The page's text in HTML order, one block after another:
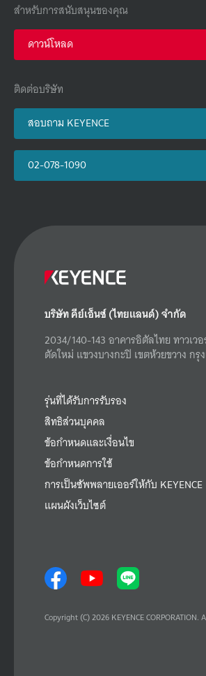
สำหรับการสนับสนุนของคุณ
ดาวน์โหลด
ติดต่อบริษัท
สอบถาม KEYENCE
02-078-1090
บริษัท คีย์เอ็นซ์ (ไทยแลนด์) จำกัด
2034/140-143 อาคารอิตัลไทย ทาวเว
ตัดใหม่ แขวงบางกะปิ เขตห้วยขวาง กรุ
รุ่นที่ได้รับการรับรอง
สิทธิส่วนบุคคล
ข้อกำหนดและเงื่อนไข
ข้อกำหนดการใช้
การเป็นซัพพลายเออร์ให้กับ KEYENCE
แผนผังเว็บไซต์
Copyright (C) 2026 KEYENCE CORPORATION.